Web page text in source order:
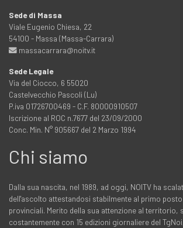
Sede di Massa
Viale Eugenio Chiesa, 22
54100 - Massa (Massa-Carrara)
massacarrara@noitv.it
Sede Legale
Via del Ciocco, 6 55020
Castelvecchio Pascoli (Lu)
P.iva 01726700469 - C.F. 80000910507
Iscrizione al ROC n.7677 del 23/09/2000
Conc. Min. N° 905667 del 2 Marzo 1994
Chi siamo
Dalla sua nascita, nel 1989, ad oggi, NOITV ha
dell'ascolto attestandosi stabilmente al primo
provinciali. Merito della sua attenzione al territorio,
costantemente con 15 edizioni giornaliere del